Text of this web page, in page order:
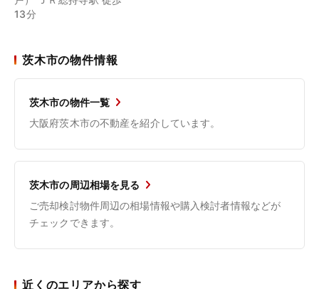
13分
茨木市の物件情報
茨木市の物件一覧
大阪府茨木市の不動産を紹介しています。
茨木市の周辺相場を見る
ご売却検討物件周辺の相場情報や購入検討者情報などが
チェックできます。
近くのエリアから探す